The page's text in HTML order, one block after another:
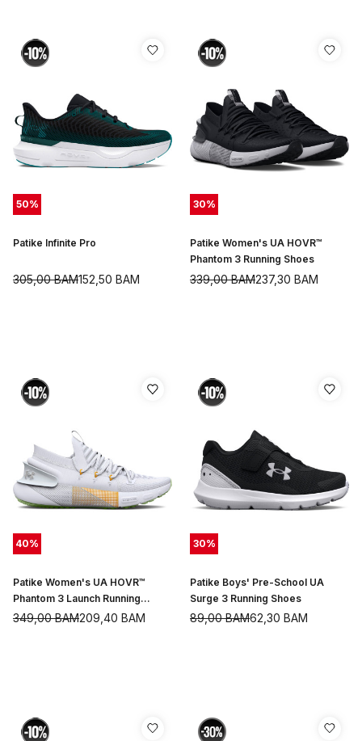
50%
Patike Infinite Pro
152,50 BAM
305,00BAM
30%
Patike Women's UA HOVR™
Phantom 3 Running Shoes
237,30 BAM
339,00BAM
40%
Patike Women's UA HOVR™
Phantom 3 Launch Running
Shoes
209,40 BAM
349,00BAM
30%
Patike Boys' Pre-School UA
Surge 3 Running Shoes
62,30 BAM
89,00BAM